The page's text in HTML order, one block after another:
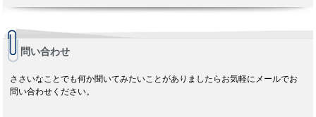
問い合わせ
ささいなことでも何か聞いてみたいことがありましたらお気軽にメールでお
問い合わせください。